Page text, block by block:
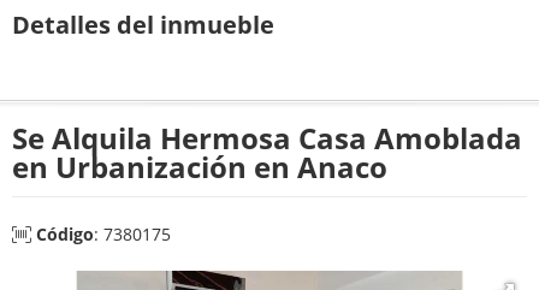
Detalles del inmueble
Se Alquila Hermosa Casa Amoblada
en Urbanización en Anaco
Código: 7380175